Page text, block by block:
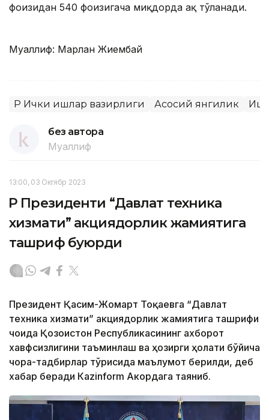
фоизидан 540 фоизигача миқдорда ҳақ тўланади.
Муаллиф: Марлан Жиембай
ҚР Ички ишлар вазирлиги Асосий янгилик Иш
без автора
Муаллиф
13:00, 03 Октябр 2023
ҚР Президенти “Давлат техника
хизмати” акциядорлик жамиятига
ташриф буюрди
Президент Қасим-Жомарт Тоқаевга “Давлат
техника хизмати” акциядорлик жамиятига ташрифи
чоғида Қозоғистон Республикасининг ахборот
хавфсизлигини таъминлаш ва ҳозирги ҳолати бўйича
чора-тадбирлар тўғрисида маълумот берилди, деб
хабар беради Каzinform Акордага таяниб.